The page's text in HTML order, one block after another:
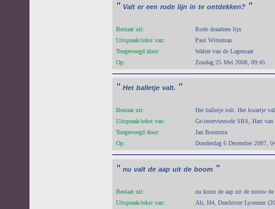
" Valt er een rode lijn in te ontdekken? "
Bestaat uit:
Rode draadeen lijn
Uitspraak/tekst van:
Paul Witteman
Toegevoegd door:
Walter van de Lagemaat
Op:
Zondag 25 Mei 2008, 09:45
" Het balletje valt. "
Bestaat uit:
Het balletje rolt. Het kwartje
Uitspraak/tekst van:
Ge-intervieuwde SBS, Hart
Toegevoegd door:
Jan Boonstra
Op:
Donderdag 6 December 2007,
" nu valt de aap uit de boom "
Bestaat uit:
nu komt de aap uit de mouw
Uitspraak/tekst van:
Ali, H4, Drachtster Lyceeum